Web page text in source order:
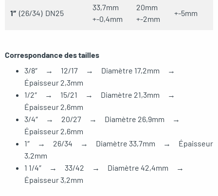
1″ (26/34) DN25
33,7mm
+-0,4mm
20mm
+-2mm
+-5mm
Correspondance des tailles
3/8″ → 12/17 → Diamètre 17,2mm →
Épaisseur 2,3mm
1/2″ → 15/21 → Diamètre 21,3mm →
Épaisseur 2,6mm
3/4″ → 20/27 → Diamètre 26,9mm →
Épaisseur 2,6mm
1″ → 26/34 → Diamètre 33,7mm → Épaisseur
3,2mm
1 1/4″ → 33/42 → Diamètre 42,4mm →
Épaisseur 3,2mm